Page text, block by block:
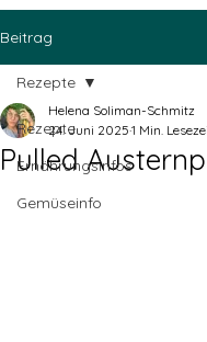
Beitrag
Rezepte
Ernährungsinfos
Gemüseinfo
Rezepte
Pulled
Helena Soliman-Schmitz
24. Juni 2025 1 Min.